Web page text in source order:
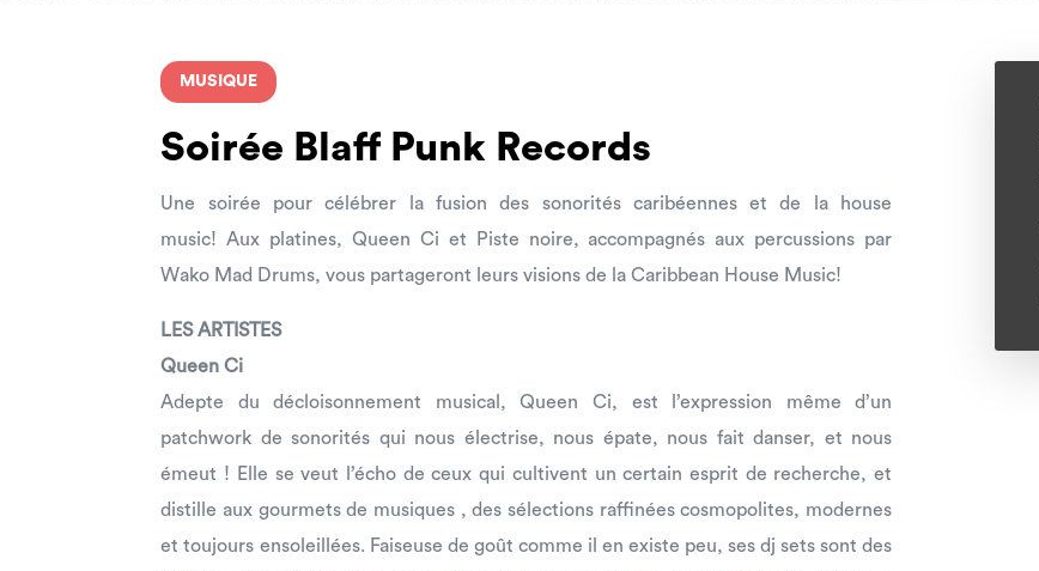
MUSIQUE
Soirée Blaff Punk Records
Une soirée pour célébrer la fusion des sonorités caribéennes et de la house
music!Aux platines, Queen Ci et Piste noire, accompagnés aux percussions par
Wako Mad Drums, vous partageront leurs visions de la Caribbean House Music!
LES ARTISTES
Queen Ci
Adepte du décloisonnement musical, Queen Ci, est l’expression même d’un
patchwork de sonorités qui nous électrise, nous épate, nous fait danser, et nous
émeut ! Elle se veut l’écho de ceux qui cultivent un certain esprit de recherche, et
distille aux gourmets de musiques , des sélections raffinées cosmopolites, modernes
et toujours ensoleillées. Faiseuse de goût comme il en existe peu, ses dj sets sont des